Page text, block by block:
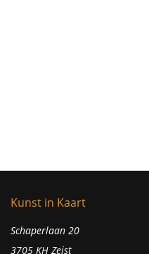
Kunst in Kaart
Schaperlaan 20
3705 KH Zeist